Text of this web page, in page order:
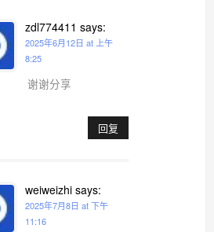
zdl774411 says:
2025年6月12日 at 上午
8:25
谢谢分享
回复
weiweizhi says:
2025年7月8日 at 下午
11:16